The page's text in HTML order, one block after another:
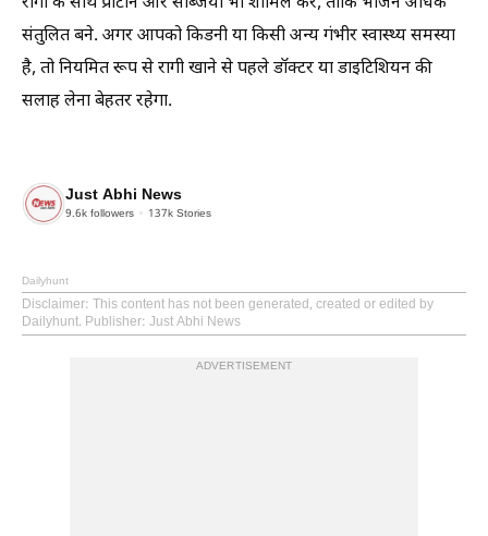
संतुलित बने. अगर आपको किडनी या किसी अन्य गंभीर स्वास्थ्य समस्या
है, तो नियमित रूप से रागी खाने से पहले डॉक्टर या डाइटिशियन की
सलाह लेना बेहतर रहेगा.
Just Abhi News
9.6k followers 137k Stories
Dailyhunt
Disclaimer: This content has not been generated, created or edited by
Dailyhunt. Publisher: Just Abhi News
ADVERTISEMENT